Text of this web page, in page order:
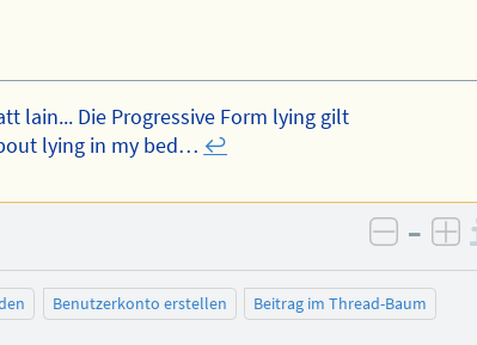
lain... Die Progressive Form lying gilt
lying in my bed… ↩︎
negativ
–
Benutzerkonto erstellen Beitrag im Thread-Baum